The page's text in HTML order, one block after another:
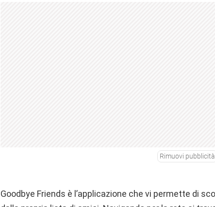
Rimuovi pubblicità
Goodbye Friends è l’applicazione che vi permette di